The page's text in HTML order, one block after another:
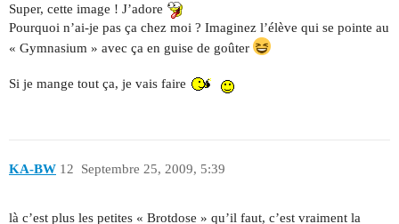
Super, cette image ! J’adore
Pourquoi n’ai-je pas ça chez moi ? Imaginez l’élève qui se pointe au
« Gymnasium » avec ça en guise de goûter
Si je mange tout ça, je vais faire
KA-BW Septembre 25, 2009, 5:39
12
là c’est plus les petites « Brotdose » qu’il faut, c’est vraiment la